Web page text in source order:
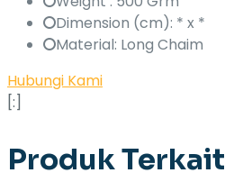
Dimension (cm): * x *
Material: Long Chaim
Hubungi Kami
[:]
Produk Terkait